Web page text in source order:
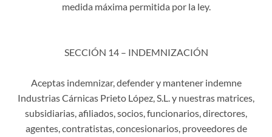
medida máxima permitida por la ley.
SECCIÓN 14 – INDEMNIZACIÓN
Aceptas indemnizar, defender y mantener indemne
Industrias Cárnicas Prieto López, S.L. y nuestras matrices,
subsidiarias, afiliados, socios, funcionarios, directores,
agentes, contratistas, concesionarios, proveedores de